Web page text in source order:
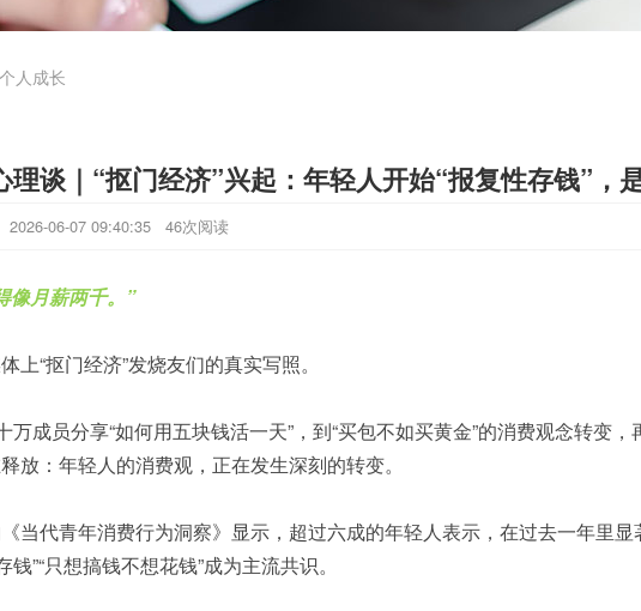
个人成长
理谈｜“抠门经济”兴起：年轻人开始“报复性存钱”，
06-07 09:40:35 46次阅读
像月薪两千。”
上“抠门经济”发烧友们的真实写照。
万成员分享“如何用五块钱活一天”，到“买包不如买黄金”的消费观念转变
放：年轻人的消费观，正在发生深刻的转变。
当代青年消费行为洞察》显示，超过六成的年轻人表示，在过去一年里
钱”“只想搞钱不想花钱”成为主流共识。